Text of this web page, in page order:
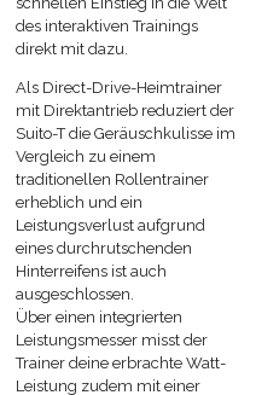
des interaktiven Trainings
direkt mit dazu.
Als Direct-Drive-Heimtrainer
mit Direktantrieb reduziert der
Suito-T die Geräuschkulisse im
Vergleich zu einem
traditionellen Rollentrainer
erheblich und ein
Leistungsverlust aufgrund
eines durchrutschenden
Hinterreifens ist auch
ausgeschlossen.
Über einen integrierten
Leistungsmesser misst der
Trainer deine erbrachte Watt-
Leistung zudem mit einer